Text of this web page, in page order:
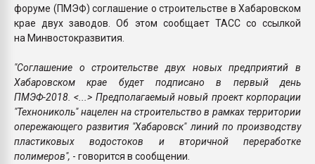
форуме (ПМЭФ) соглашение о строительстве в Хабаровском
крае двух заводов. Об этом сообщает ТАСС со ссылкой
на Минвостокразвития.
"Соглашение о строительстве двух новых предприятий в
Хабаровском крае будет подписано в первый день
ПМЭФ-2018. <...> Предполагаемый новый проект корпорации
"Технониколь" нацелен на строительство в рамках территории
опережающего развития "Хабаровск" линий по производству
пластиковых водостоков и вторичной переработке
полимеров", - говорится в сообщении.